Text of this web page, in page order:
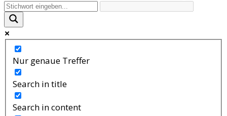
Nur genaue Treffer
Search in title
Search in content